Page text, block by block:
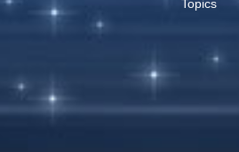
Topics